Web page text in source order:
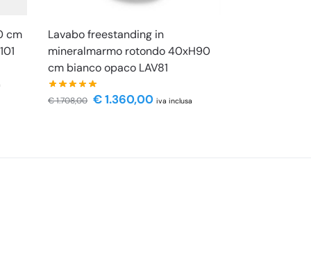
cm
Lavabo freestanding in
mineralmarmo rotondo 40xH90
cm bianco opaco LAV81
€1.708,00 €1.360,00 iva inclusa